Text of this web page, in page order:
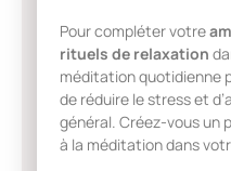
Pour compléter votre
rituels de relaxation
méditation quotidienne
de réduire le stress et
général. Créez-vous un
à la méditation dans